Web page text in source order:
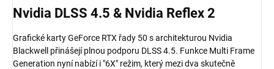
Nvidia DLSS 4.5 & Nvidia Reflex 2
Grafické karty GeForce RTX řady 50 s architekturou Nvidia
Blackwell přinášejí plnou podporu DLSS 4.5. Funkce Multi Frame
Generation nyní nabízí i "6X" režim, který mezi dva skutečně